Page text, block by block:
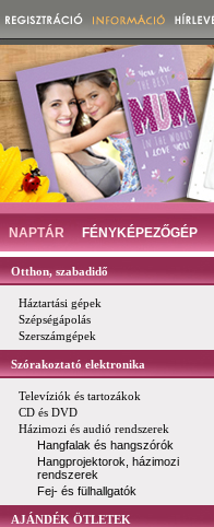
NAPTÁR FÉNYKÉPEZŐGÉP
Otthon, szabadidő
Háztartási gépek
Szépségápolás
Szerszámgépek
Szórakoztató elektronika
Televíziók és tartozákok
CD és DVD
Házimozi és audió rendszerek
Hangfalak és hangszórók
Hangprojektorok, házimozi
rendszerek
Fej- és fülhallgatók
AJÁNDÉK ÖTLETEK